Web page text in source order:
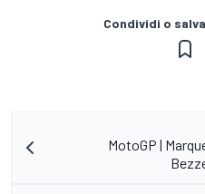
Condividi o
MotoGP |